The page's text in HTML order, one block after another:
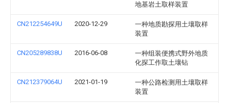
地基岩土取样装置
CN212254649U 2020-12-29
一种地质勘探用土壤取样
装置
CN205289838U 2016-06-08
一种组装便携式野外地质
化探工作取土壤钻
CN212379064U 2021-01-19
一种公路检测用土壤取样
装置